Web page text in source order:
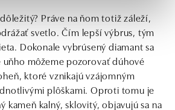
Práve na ňom totiž záleží,
svetlo. Čím lepší výbrus, tým
Dokonale vybrúsený diamant sa
môžeme pozorovať dúhové
ktoré vznikajú vzájomným
plôškami. Oproti tomu je
kameň kalný, sklovitý, objavujú sa na